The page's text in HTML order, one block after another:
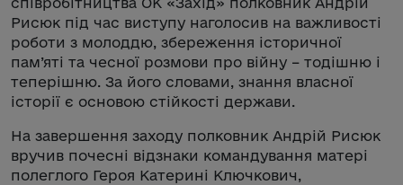
Рисюк під час виступу наголосив на важливості
роботи з молоддю, збереження історичної
пам’яті та чесної розмови про війну – тодішню і
теперішню. За його словами, знання власної
історії є основою стійкості держави.
На завершення заходу полковник Андрій Рисюк
вручив почесні відзнаки командування матері
полеглого Героя Катерині Ключкович,